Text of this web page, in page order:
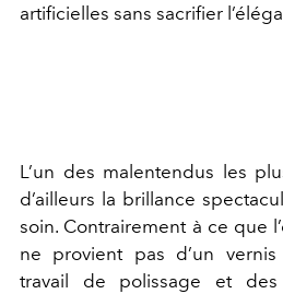
artificielles sans sacrifier
L’un des malentendus les
d’ailleurs la brillance
soin. Contrairement à ce que
ne provient pas d’un
travail de polissage et des